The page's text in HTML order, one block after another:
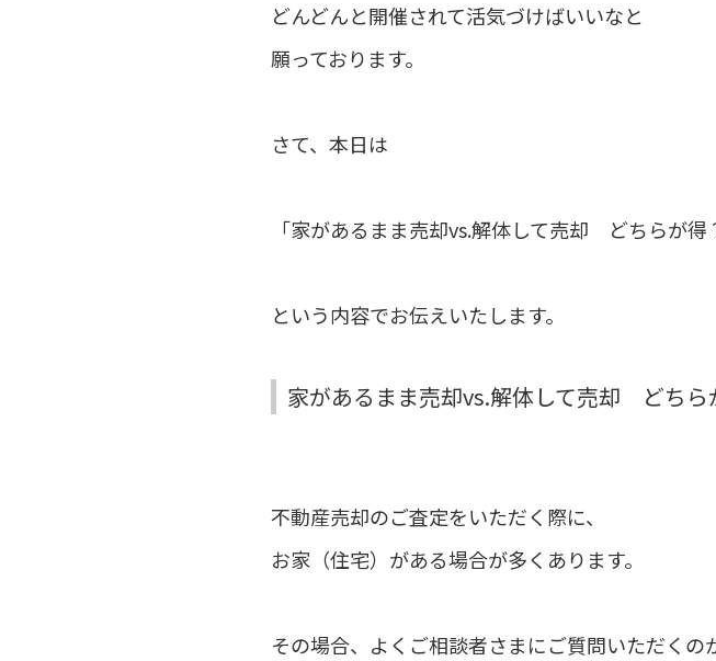
どんどんと開催されて活気づけばいいなと
願っております。
さて、本日は
「家があるまま売却vs.解体して売却 どちらが得
という内容でお伝えいたします。
家があるまま売却vs.解体して売却 どちら
不動産売却のご査定をいただく際に、
お家（住宅）がある場合が多くあります。
その場合、よくご相談者さまにご質問いただくの